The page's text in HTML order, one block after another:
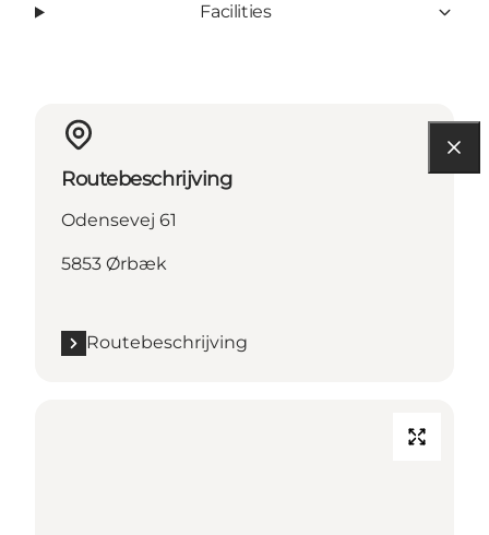
Facilities
Routebeschrijving
Odensevej 61
5853 Ørbæk
Routebeschrijving